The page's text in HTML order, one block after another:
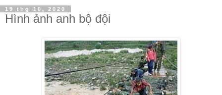
19 thg 10, 2020
Hình ảnh anh bộ đội